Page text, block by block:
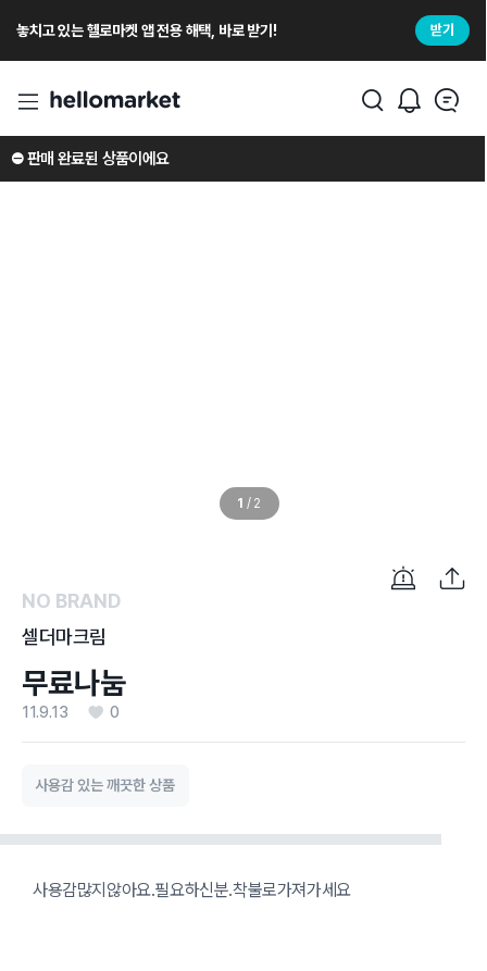
놓치고 있는 헬로마켓 앱 전용 해택, 바로 받기! 받기
1 / 2
⛔️ 판매 완료된 상품이에요
NO BRAND
셀더마크림
무료나눔
11.9.13 0
사용감 있는 깨끗한 상품
사용감많지않아요.필요하신분.착불로가져가세요